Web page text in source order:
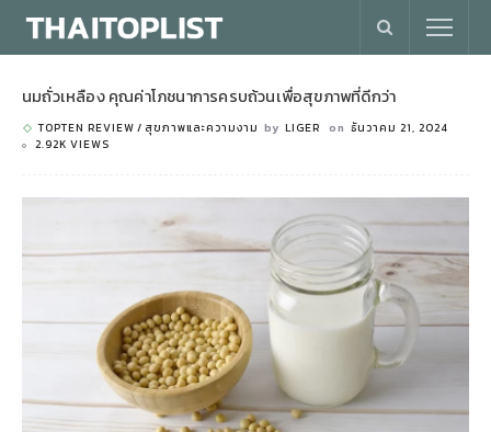
นมถั่วเหลือง คุณค่าโภชนาการครบถ้วนเพื่อสุขภาพที่ดีกว่า
TOPTEN REVIEW สุขภาพและความงาม by LIGER on ธันวาคม 21, 2024
2.92K VIEWS